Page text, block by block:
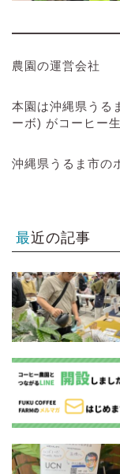
農園の運営会社
本園は沖縄県うる
ーボ) がコーヒー
沖縄県うるま市の
最近の記事